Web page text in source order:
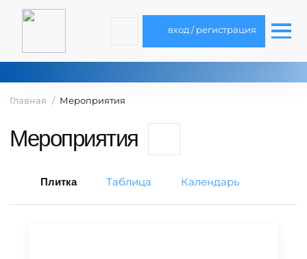
вход / регистрация
Главная Мероприятия
Мероприятия
Плитка Таблица Календарь